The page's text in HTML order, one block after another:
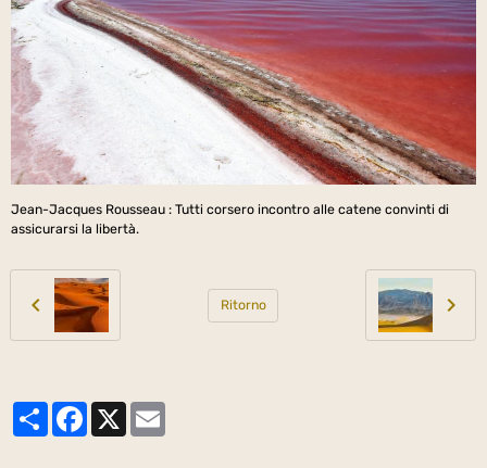
Jean-Jacques Rousseau : Tutti corsero incontro alle catene convinti di
assicurarsi la libertà.
Ritorno
PartagerFacebook